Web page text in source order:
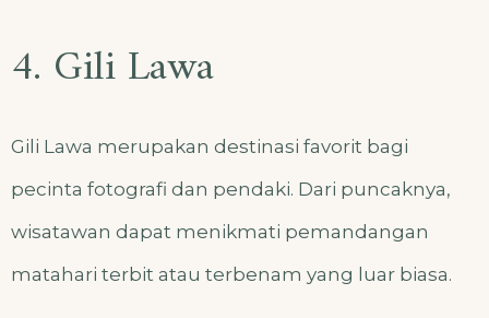
4. Gili Lawa
Gili Lawa merupakan destinasi favorit bagi
pecinta fotografi dan pendaki. Dari puncaknya,
wisatawan dapat menikmati pemandangan
matahari terbit atau terbenam yang luar biasa.